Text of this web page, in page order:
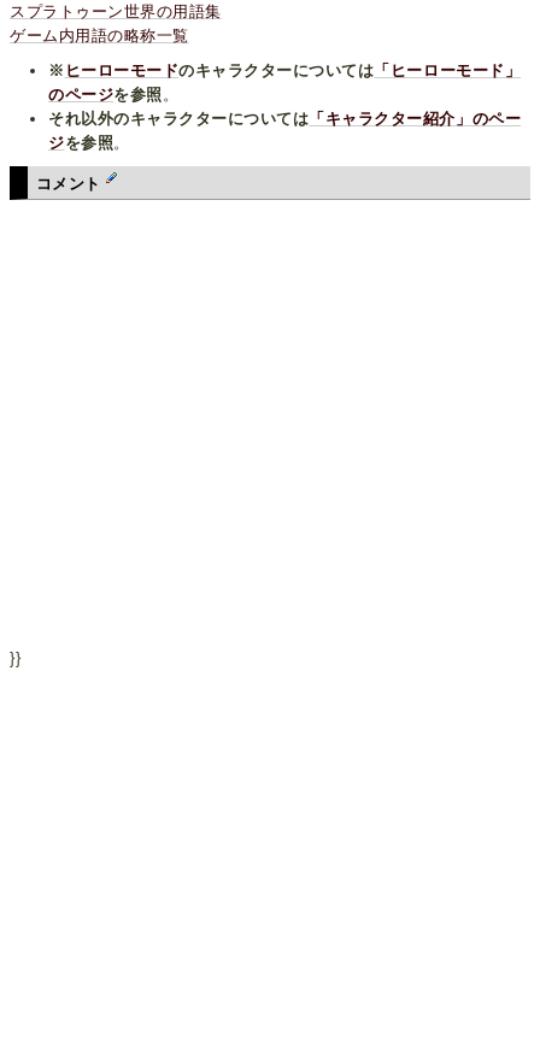
スプラトゥーン世界の用語集
ゲーム内用語の略称一覧
※ ヒーローモードのキャラクターについては 「ヒーローモード」
のページを参照 。
それ以外のキャラクターについては 「キャラクター紹介」のペー
ジを参照 。
コメント
}}